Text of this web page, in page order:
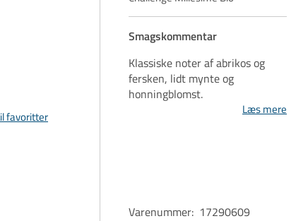
favoritter
Smagskommentar
Klassiske noter af abrikos og
fersken, lidt mynte og
honningblomst.
Læs mere
Varenummer: 17290609